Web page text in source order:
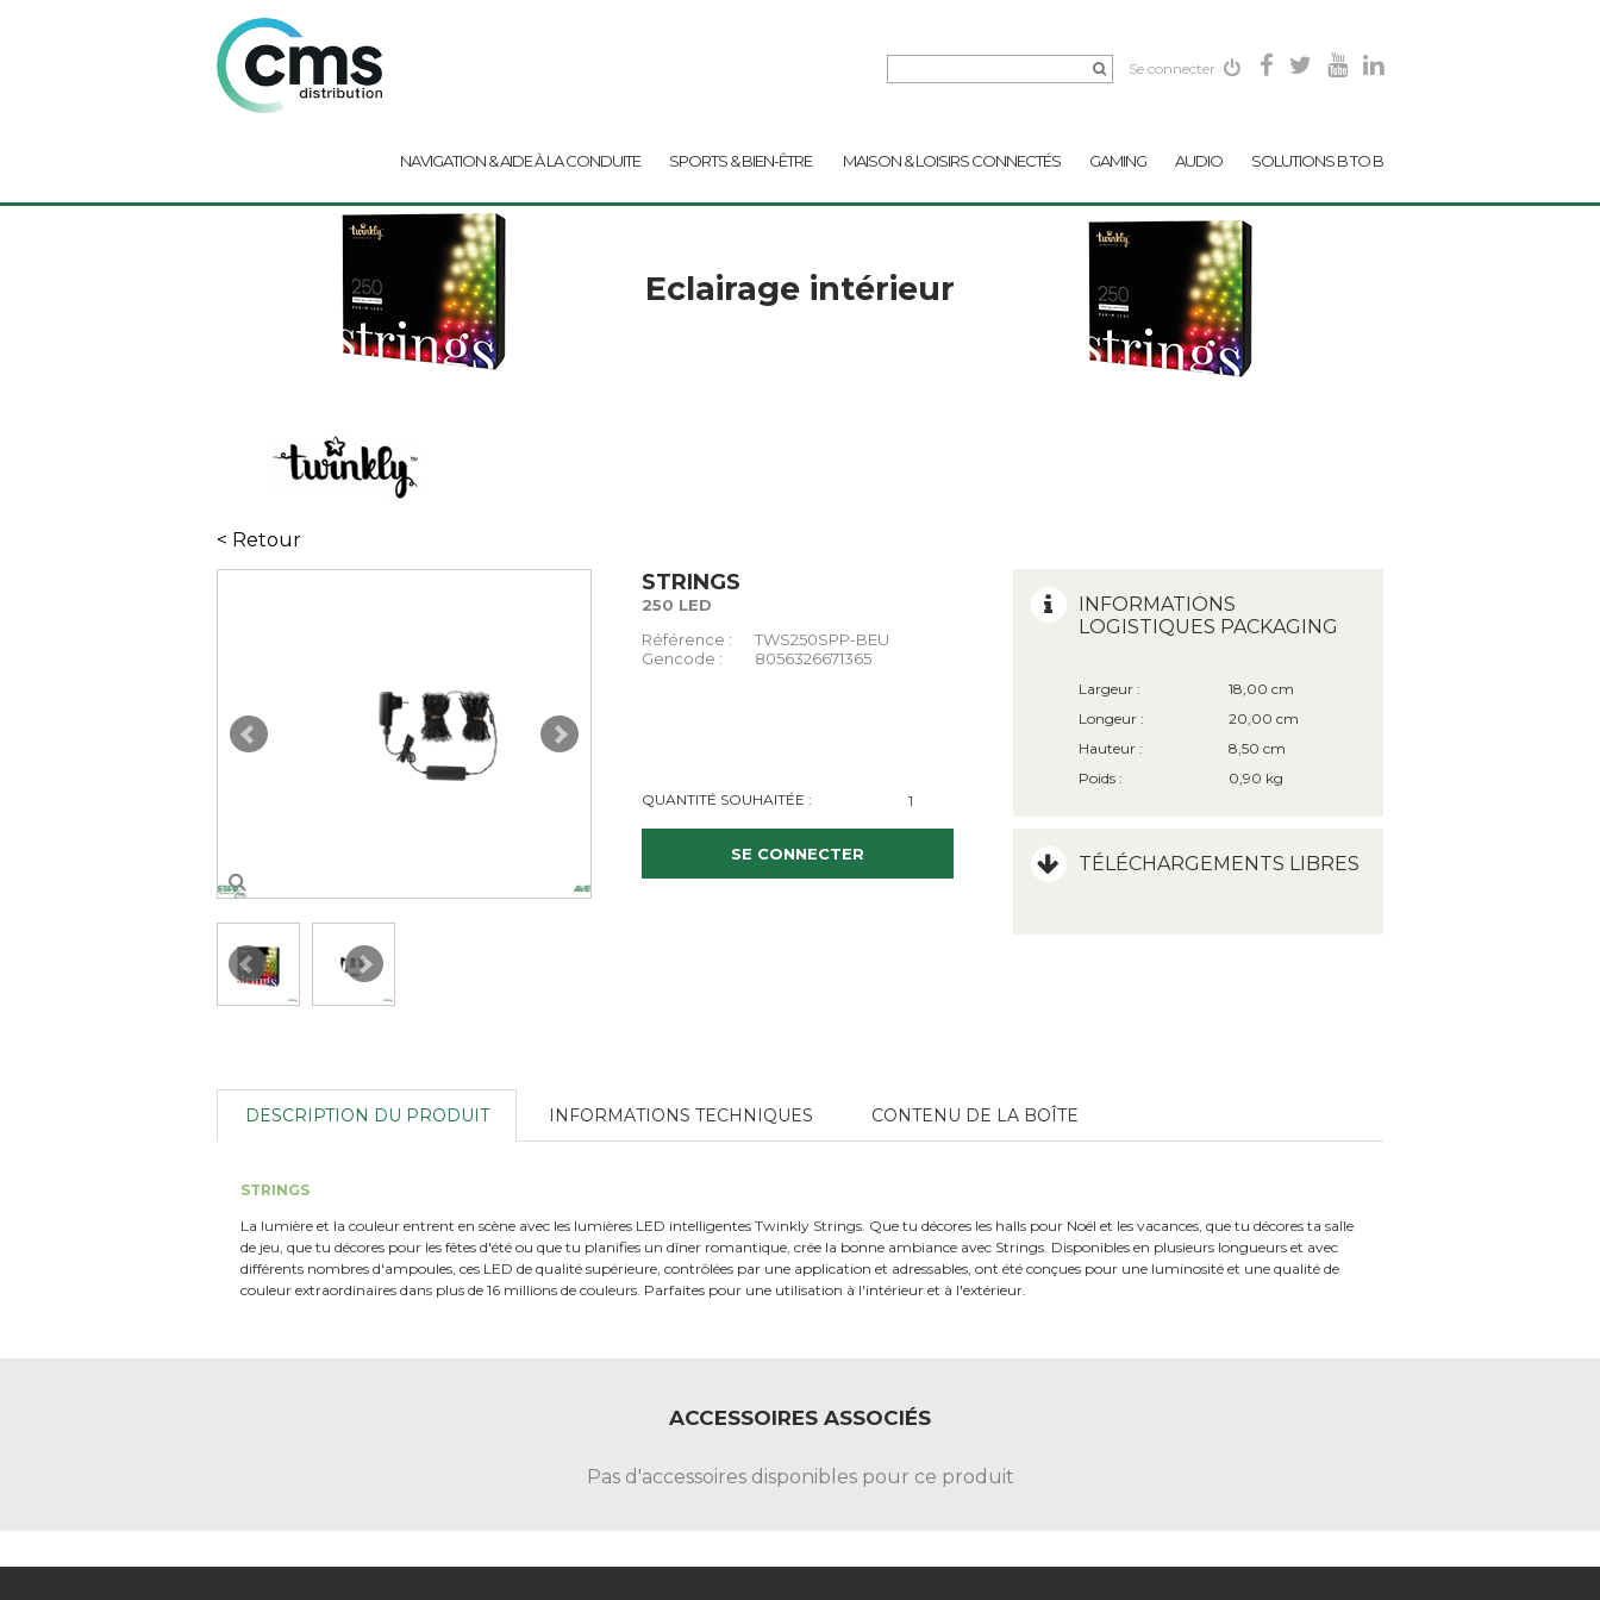
Se connecter
NAVIGATION & AIDE À LA CONDUITE SPORTS & BIEN-ÊTRE MAISON & LOISIRS CONNECTÉS GAMING AUDIO SOLUTIONS B TO B
Eclairage intérieur
< Retour
STRINGS
250 LED
Référence :
TWS250SPP-BEU
Gencode :
8056326671365
QUANTITÉ SOUHAITÉE :
SE CONNECTER
INFORMATIONS
LOGISTIQUES PACKAGING
Largeur :
18,00 cm
Longeur :
20,00 cm
Hauteur :
8,50 cm
Poids :
0,90 kg
TÉLÉCHARGEMENTS LIBRES
DESCRIPTION DU PRODUIT
STRINGS
La lumière et la couleur entrent en scène avec les lumières LED intelligentes Twinkly Strings. Que tu décores les halls pour Noël et les vacances, que tu décores ta salle
de jeu, que tu décores pour les fêtes d'été ou que tu planifies un dîner romantique, crée la bonne ambiance avec Strings. Disponibles en plusieurs longueurs et avec
différents nombres d'ampoules, ces LED de qualité supérieure, contrôlées par une application et adressables, ont été conçues pour une luminosité et une qualité de
couleur extraordinaires dans plus de 16 millions de couleurs. Parfaites pour une utilisation à l'intérieur et à l'extérieur.
INFORMATIONS TECHNIQUES CONTENU DE LA BOÎTE
ACCESSOIRES ASSOCIÉS
Pas d'accessoires disponibles pour ce produit